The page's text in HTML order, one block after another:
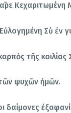
Κεχαριτωμένη
Σὺ ἐν
τῆς κοιλίας
ψυχῶν ἠμῶν.
δαίμονες